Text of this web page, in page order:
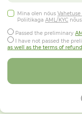
Mina olen nőus
Poliitikaga AML/KYC
Passed the preliminary
I have not passed the
as well as the terms of refund